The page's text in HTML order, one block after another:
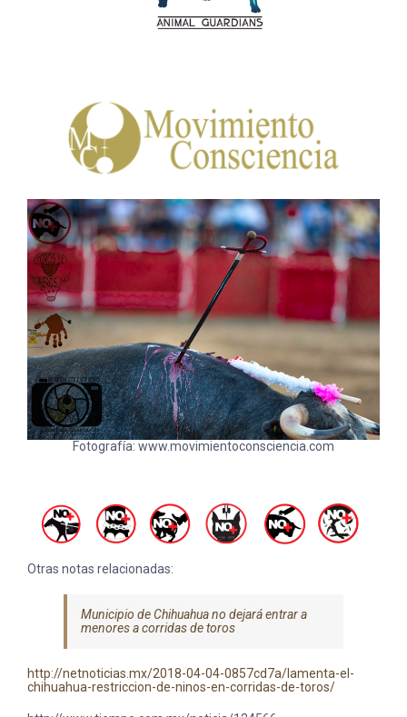
Fotografía: www.movimientoconsciencia.com
Otras notas relacionadas:
Municipio de Chihuahua no dejará entrar a
menores a corridas de toros
http://netnoticias.mx/2018-04-04-0857cd7a/lamenta-el-
chihuahua-restriccion-de-ninos-en-corridas-de-toros/